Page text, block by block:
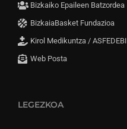
Bizkaiko Epaileen Batzordea
BizkaiaBasket Fundazioa
Kirol Medikuntza / ASFEDEBI
Web Posta
LEGEZKOA